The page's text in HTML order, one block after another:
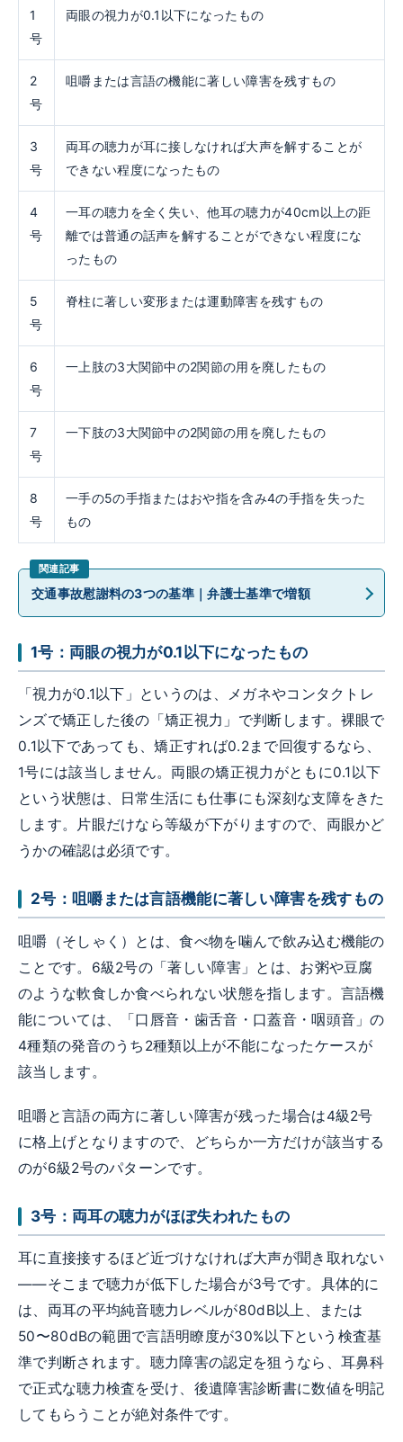
1
号
両眼の視力が0.1以下になったもの
2
号
咀嚼または言語の機能に著しい障害を残すもの
3
号
両耳の聴力が耳に接しなければ大声を解することが
できない程度になったもの
4
号
一耳の聴力を全く失い、他耳の聴力が40cm以上の距
離では普通の話声を解することができない程度にな
ったもの
5
号
脊柱に著しい変形または運動障害を残すもの
6
号
一上肢の3大関節中の2関節の用を廃したもの
7
号
一下肢の3大関節中の2関節の用を廃したもの
8
号
一手の5の手指またはおや指を含み4の手指を失った
もの
交通事故慰謝料の3つの基準｜弁護士基準で増額
1号：両眼の視力が0.1以下になったもの
「視力が0.1以下」というのは、メガネやコンタクトレ
ンズで矯正した後の「矯正視力」で判断します。裸眼で
0.1以下であっても、矯正すれば0.2まで回復するなら、
1号には該当しません。両眼の矯正視力がともに0.1以下
という状態は、日常生活にも仕事にも深刻な支障をきた
します。片眼だけなら等級が下がりますので、両眼かど
うかの確認は必須です。
2号：咀嚼または言語機能に著しい障害を残すもの
咀嚼（そしゃく）とは、食べ物を噛んで飲み込む機能の
ことです。6級2号の「著しい障害」とは、お粥や豆腐
のような軟食しか食べられない状態を指します。言語機
能については、「口唇音・歯舌音・口蓋音・咽頭音」の
4種類の発音のうち2種類以上が不能になったケースが
該当します。
咀嚼と言語の両方に著しい障害が残った場合は4級2号
に格上げとなりますので、どちらか一方だけが該当する
のが6級2号のパターンです。
3号：両耳の聴力がほぼ失われたもの
耳に直接接するほど近づけなければ大声が聞き取れない
——そこまで聴力が低下した場合が3号です。具体的に
は、両耳の平均純音聴力レベルが80dB以上、または
50〜80dBの範囲で言語明瞭度が30%以下という検査基
準で判断されます。聴力障害の認定を狙うなら、耳鼻科
で正式な聴力検査を受け、後遺障害診断書に数値を明記
してもらうことが絶対条件です。